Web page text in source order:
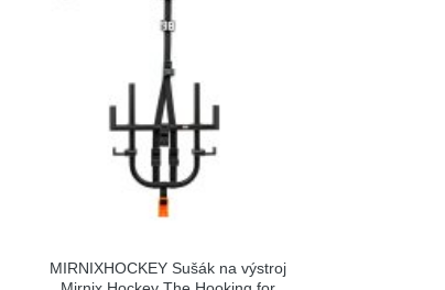
MIRNIXHOCKEY Sušák na výstroj